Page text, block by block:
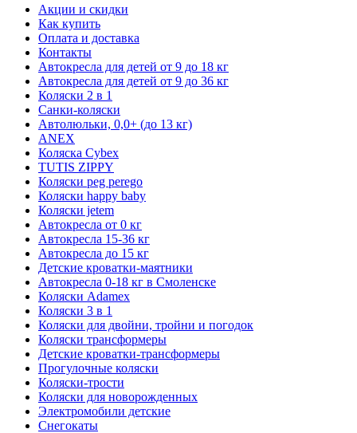
Акции и скидки
Как купить
Оплата и доставка
Контакты
Автокресла для детей от 9 до 18 кг
Автокресла для детей от 9 до 36 кг
Коляски 2 в 1
Санки-коляски
Автолюльки, 0,0+ (до 13 кг)
ANEX
Коляска Cybex
TUTIS ZIPPY
Коляски peg perego
Коляски happy baby
Коляски jetem
Автокресла от 0 кг
Автокресла 15-36 кг
Автокресла до 15 кг
Детские кроватки-маятники
Автокресла 0-18 кг в Смоленске
Коляски Adamex
Коляски 3 в 1
Коляски для двойни, тройни и погодок
Коляски трансформеры
Детские кроватки-трансформеры
Прогулочные коляски
Коляски-трости
Коляски для новорожденных
Электромобили детские
Снегокаты